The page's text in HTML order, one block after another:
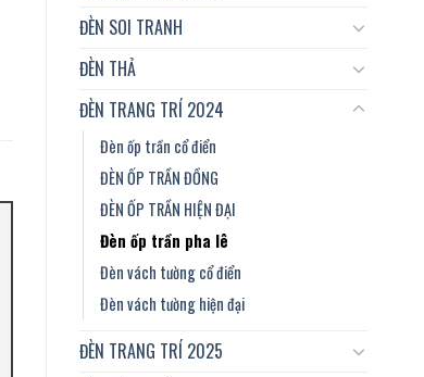
ĐÈN SOI TRANH
ĐÈN THẢ
ĐÈN TRANG TRÍ 2024
Đèn ốp trần cổ điển
ĐÈN ỐP TRẦN ĐỒNG
ĐÈN ỐP TRẦN HIỆN ĐẠI
Đèn ốp trần pha lê
Đèn vách tường cổ điển
Đèn vách tường hiện đại
ĐÈN TRANG TRÍ 2025